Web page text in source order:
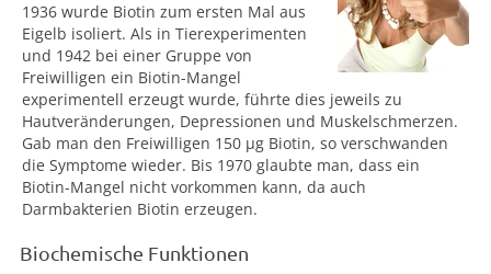
1936 wurde Biotin zum ersten Mal aus
Eigelb isoliert. Als in Tierexperimenten
und 1942 bei einer Gruppe von
Freiwilligen ein Biotin-Mangel
experimentell erzeugt wurde, führte dies jeweils zu
Hautveränderungen, Depressionen und Muskelschmerzen.
Gab man den Freiwilligen 150 µg Biotin, so verschwanden
die Symptome wieder. Bis 1970 glaubte man, dass ein
Biotin-Mangel nicht vorkommen kann, da auch
Darmbakterien Biotin erzeugen.
Biochemische Funktionen